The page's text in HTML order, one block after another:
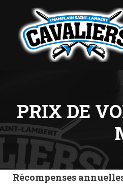
PRIX ​​​​DE
Récompenses